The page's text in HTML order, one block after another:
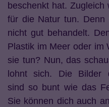
beschenkt hat.
für die Natur tun.
nicht gut behandelt.
Plastik im Meer oder im
sie tun? Nun, das
lohnt sich. Die Bilder
sind so bunt wie das
Sie können dich auch